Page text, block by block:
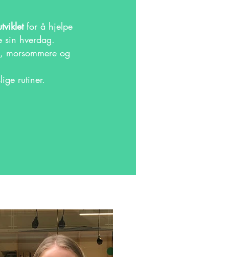
for å hjelpe
sin hverdag.
morsommere og
rutiner.